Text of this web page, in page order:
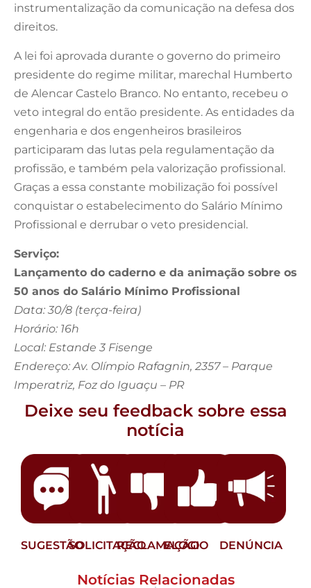
instrumentalização da comunicação na defesa dos
direitos.
A lei foi aprovada durante o governo do primeiro
presidente do regime militar, marechal Humberto
de Alencar Castelo Branco. No entanto, recebeu o
veto integral do então presidente. As entidades da
engenharia e dos engenheiros brasileiros
participaram das lutas pela regulamentação da
profissão, e também pela valorização profissional.
Graças a essa constante mobilização foi possível
conquistar o estabelecimento do Salário Mínimo
Profissional e derrubar o veto presidencial.
Serviço:
Lançamento do caderno e da animação sobre os
50 anos do Salário Mínimo Profissional
Data: 30/8 (terça-feira)
Horário: 16h
Local: Estande 3 Fisenge
Endereço: Av. Olímpio Rafagnin, 2357 – Parque
Imperatriz, Foz do Iguaçu – PR
Deixe seu feedback sobre essa
notícia
SUGESTÃOSOLICITAÇÃORECLAMAÇÃO
ELOGIO DENÚNCIA
Notícias Relacionadas